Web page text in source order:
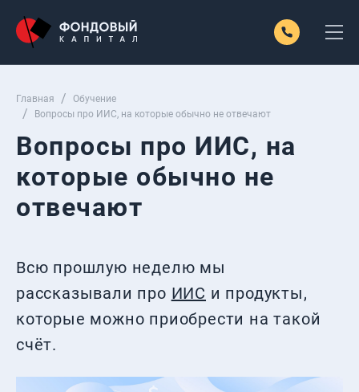
Главная
Обучение
Вопросы про ИИС, на которые обычно не отвечают
Вопросы про ИИС, на
которые обычно не
отвечают
Всю прошлую неделю мы
рассказывали про ИИС и продукты,
которые можно приобрести на такой
счёт.